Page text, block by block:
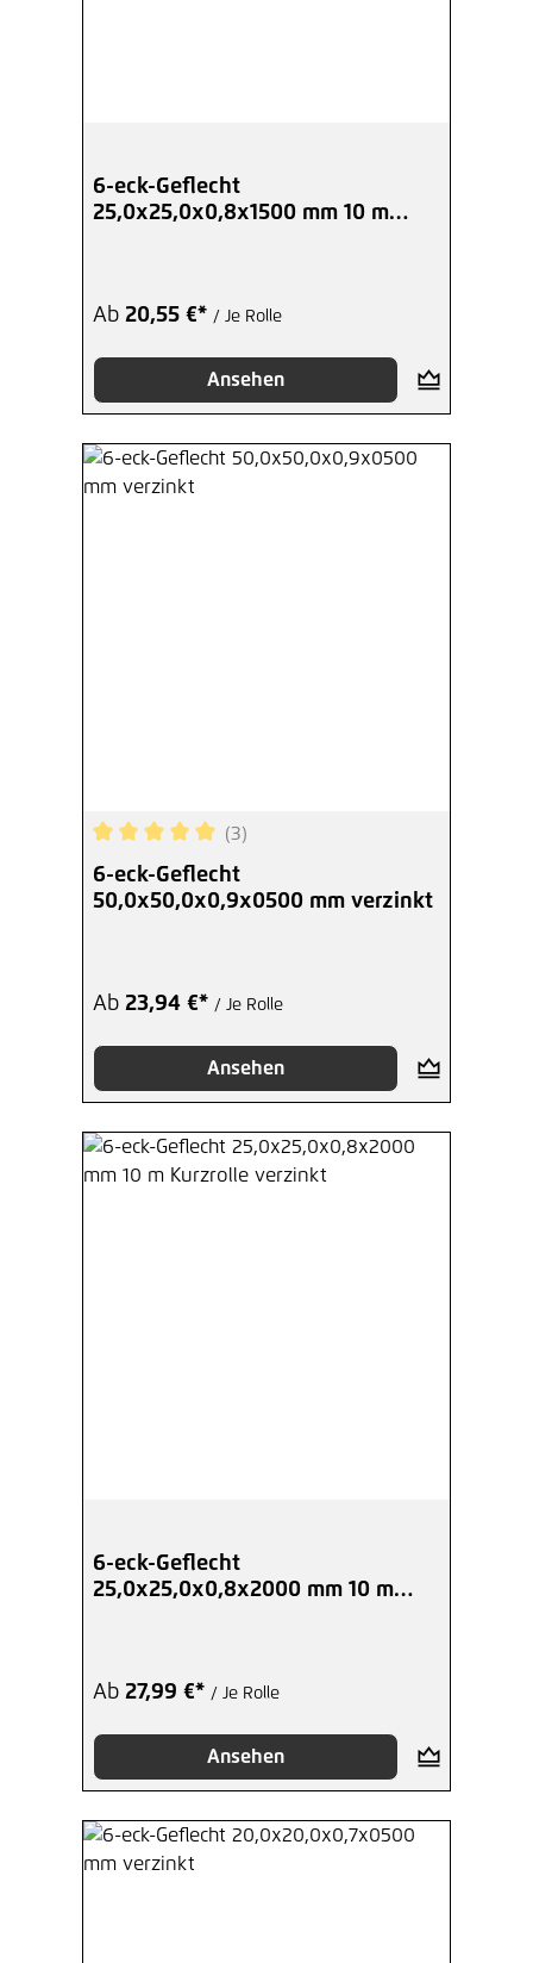
6-eck-Geflecht
25,0x25,0x0,8x1500 mm 10 m
Ab 20,55 €* / Je Rolle
Ansehen
Durchschnittliche Bewertung von 5 von 5
(3)
6-eck-Geflecht
50,0x50,0x0,9x0500 mm verzinkt
Ab 23,94 €* / Je Rolle
Ansehen
6-eck-Geflecht
25,0x25,0x0,8x2000 mm 10 m
Ab 27,99 €* / Je Rolle
Ansehen